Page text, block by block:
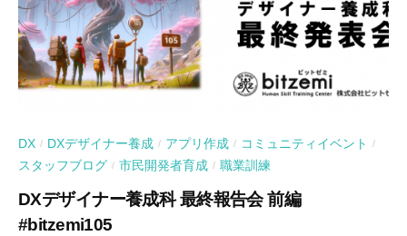
DX / DXデザイナー養成 / アプリ作成 / コミュニティイベント /
スタッフブログ / 市民開発者育成 / 職業訓練
DXデザイナー養成科 最終報告会 前編
#bitzemi105